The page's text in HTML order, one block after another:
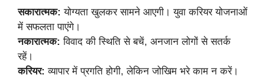
सकारात्मक: योग्यता खुलकर सामने आएगी। युवा करियर योजनाओं
में सफलता पाएंगे।
नकारात्मक: विवाद की स्थिति से बचें, अनजान लोगों से सतर्क
रहें।
करियर: व्यापार में प्रगति होगी, लेकिन जोखिम भरे काम न करें।